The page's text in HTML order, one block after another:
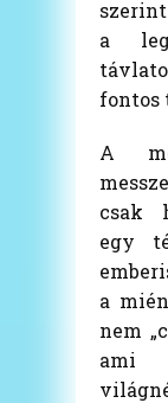
a
fontos
A
csak
egy
a
nem
ami